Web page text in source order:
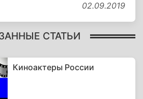
02.09.2019
СТАТЬИ
Киноактеры России